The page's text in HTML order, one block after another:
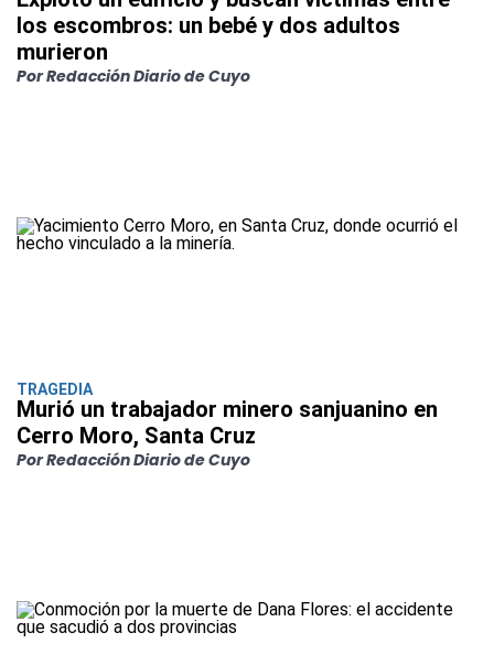
los escombros: un bebé y dos adultos
murieron
Por Redacción Diario de Cuyo
TRAGEDIA
Murió un trabajador minero sanjuanino en
Cerro Moro, Santa Cruz
Por Redacción Diario de Cuyo